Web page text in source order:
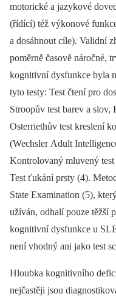
motorické a jazykové
(řídící) též výkonové
a dosáhnout cíle). Validní
poměrně časově náročné,
kognitivní dysfunkce byla
tyto testy: Test čtení pro
Stroopův test barev a
Osterriethův test kreslení
(Wechsler Adult
Kontrolovaný mluvený
Test ťukání prsty (4).
State Examination (5),
užíván, odhalí pouze těžší
kognitivní dysfunkce u
není vhodný ani jako test
Hloubka kognitivního
nejčastěji jsou